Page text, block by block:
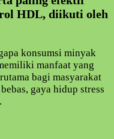
HDL, diikuti oleh
konsumsi minyak
manfaat yang
bagi masyarakat
gaya hidup stress